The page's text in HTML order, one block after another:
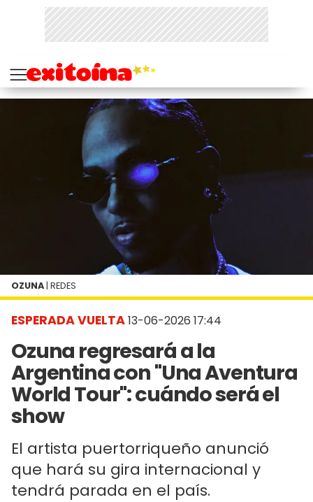
ESPERADA VUELTA13-06-2026 17:44
Ozuna regresará a la
Argentina con "Una Aventura
World Tour": cuándo será el
show
El artista puertorriqueño anunció
que hará su gira internacional y
tendrá parada en el país.
OZUNA | REDES